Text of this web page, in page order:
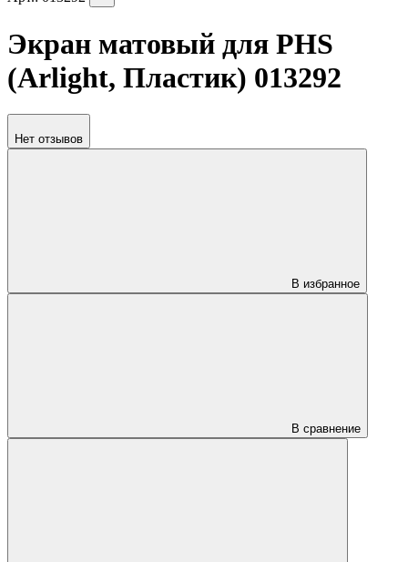
Экран матовый для PHS
(Arlight, Пластик) 013292
Нет отзывов
В избранное
В сравнение